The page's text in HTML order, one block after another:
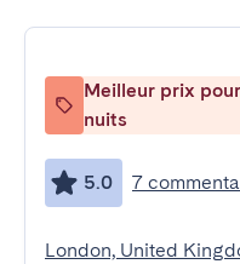
Meilleur prix
nuits
5.0 7
London, United